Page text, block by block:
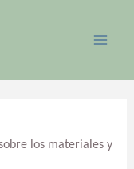
los materiales y